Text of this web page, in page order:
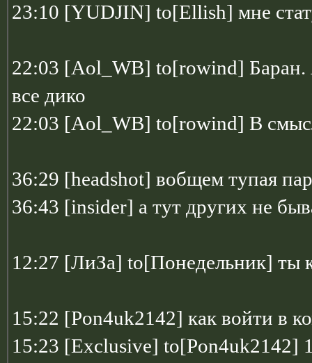
23:10 [YUDJIN] to[Ellish] мне
22:03 [Aol_WB] to[rowind] Баран.
все дико
22:03 [Aol_WB] to[rowind] В
36:29 [headshot] вобщем тупая
36:43 [insider] а тут других не
12:27 [ЛиЗа] to[Понедельник] ты
15:22 [Pon4uk2142] как войти в
15:23 [Exclusive] to[Pon4uk2142]